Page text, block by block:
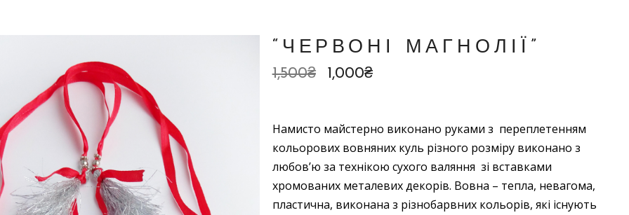
“ЧЕРВОНІ МАГНОЛІЇ”
1,500₴ 1,000₴
Намисто майстерно виконано руками з переплетенням
кольорових вовняних куль різного розміру виконано з
любов’ю за технікою сухого валяння зі вставками
хромованих металевих декорів. Вовна – тепла, невагома,
пластична, виконана з різнобарвних кольорів, які існують